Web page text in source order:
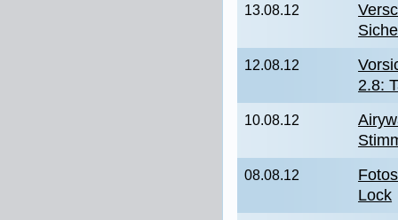
13.08.12
12.08.12
2.8:
10.08.12
08.08.12
Lock